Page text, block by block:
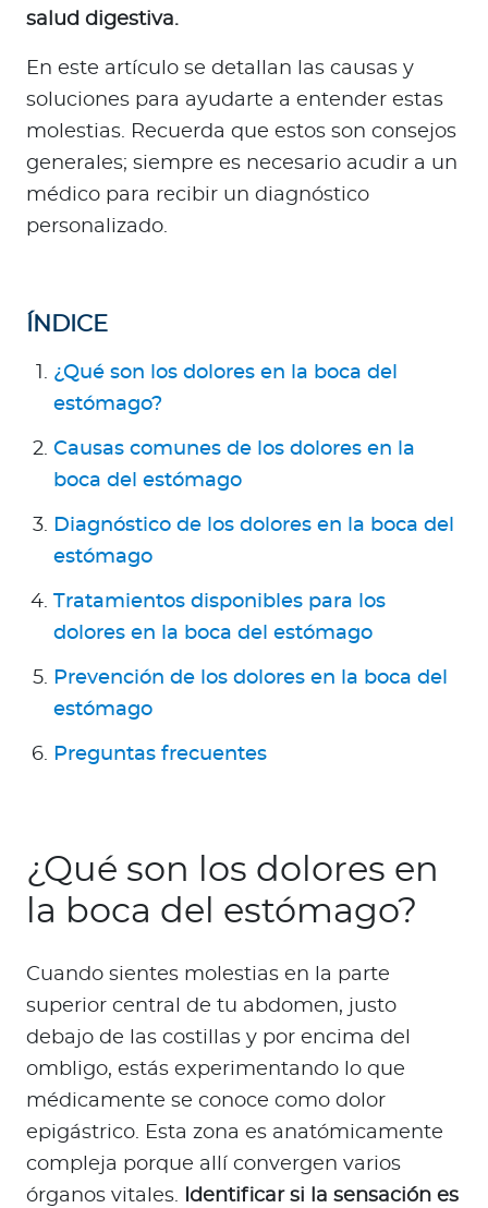
Ingresar a Mi Bupa
Para Agentes
Contáctanos
salud digestiva.
En este artículo se detallan las causas y
soluciones para ayudarte a entender estas
molestias. Recuerda que estos son consejos
generales; siempre es necesario acudir a un
médico para recibir un diagnóstico
personalizado.
ÍNDICE
¿Qué son los dolores en la boca del
estómago?
Causas comunes de los dolores en la
boca del estómago
Diagnóstico de los dolores en la boca del
estómago
Tratamientos disponibles para los
dolores en la boca del estómago
Prevención de los dolores en la boca del
estómago
Preguntas frecuentes
¿Qué son los dolores en
la boca del estómago?
Cuando sientes molestias en la parte
superior central de tu abdomen, justo
debajo de las costillas y por encima del
ombligo, estás experimentando lo que
médicamente se conoce como dolor
epigástrico. Esta zona es anatómicamente
compleja porque allí convergen varios
órganos vitales. Identificar si la sensación es